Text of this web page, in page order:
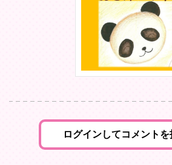
ログインしてコメントを